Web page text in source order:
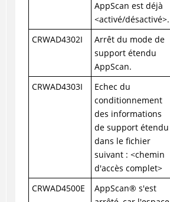
AppScan est déjà
<activé/désactivé>.
CRWAD4302I
Arrêt du mode de
support étendu
AppScan.
CRWAD4303I
Echec du
conditionnement
des informations
de support étendu
dans le fichier
suivant : <chemin
d'accès complet>
CRWAD4500E AppScan® s'est